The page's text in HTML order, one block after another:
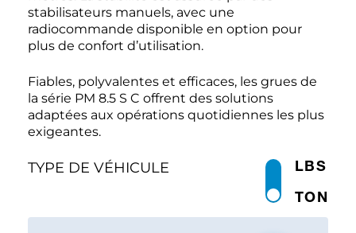
stabilisateurs manuels, avec une
radiocommande disponible en option pour
plus de confort d’utilisation.
Fiables, polyvalentes et efficaces, les grues de
la série PM 8.5 S C offrent des solutions
adaptées aux opérations quotidiennes les plus
exigeantes.
TYPE DE VÉHICULE
TON
LBS